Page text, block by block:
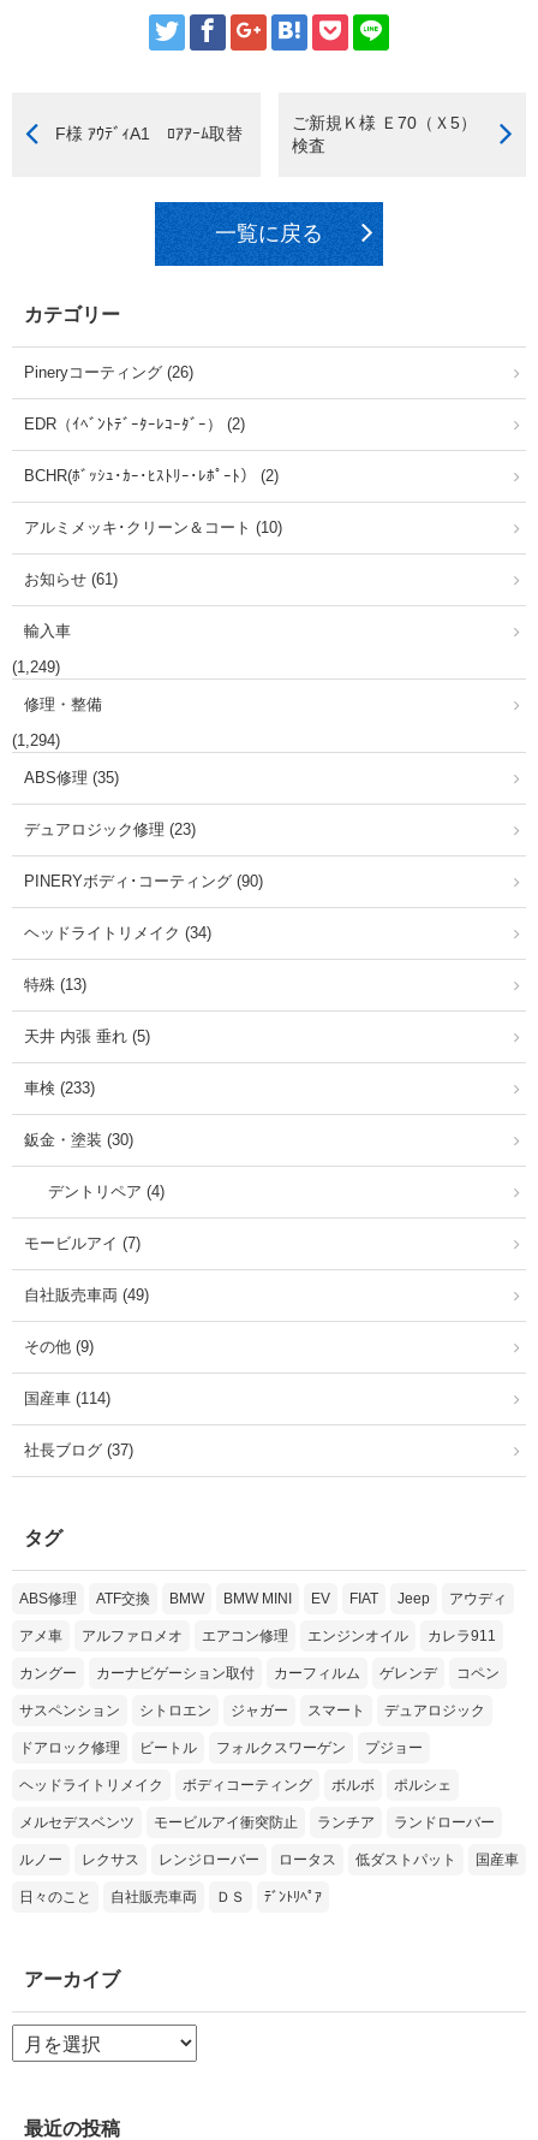
F様 ｱｳﾃﾞｨA1 ﾛｱｱｰﾑ取替
ご新規Ｋ様 Ｅ70（Ｘ5）
検査
一覧に戻る
カテゴリー
Pineryコーティング (26)
EDR（ｲﾍﾞﾝﾄﾃﾞｰﾀｰﾚｺｰﾀﾞｰ） (2)
BCHR(ﾎﾞｯｼｭ･ｶｰ･ﾋｽﾄﾘｰ･ﾚﾎﾟｰﾄ） (2)
アルミメッキ･クリーン＆コート (10)
お知らせ (61)
輸入車
(1,249)
修理・整備
(1,294)
ABS修理 (35)
デュアロジック修理 (23)
PINERYボディ･コーティング (90)
ヘッドライトリメイク (34)
特殊 (13)
天井 内張 垂れ (5)
車検 (233)
鈑金・塗装 (30)
デントリペア (4)
モービルアイ (7)
自社販売車両 (49)
その他 (9)
国産車 (114)
社長ブログ (37)
タグ
ABS修理 ATF交換 BMW BMW MINI EV FIAT Jeep アウディ
アメ車 アルファロメオ エアコン修理 エンジンオイル カレラ911
カングー カーナビゲーション取付 カーフィルム ゲレンデ コペン
サスペンション シトロエン ジャガー スマート デュアロジック
ドアロック修理 ビートル フォルクスワーゲン プジョー
ヘッドライトリメイク ボディコーティング ボルボ ポルシェ
メルセデスベンツ モービルアイ衝突防止 ランチア ランドローバー
ルノー レクサス レンジローバー ロータス 低ダストパット 国産車
日々のこと 自社販売車両 ＤＳ ﾃﾞﾝﾄﾘﾍﾟｱ
アーカイブ
ア
ー
ブ
最近の投稿